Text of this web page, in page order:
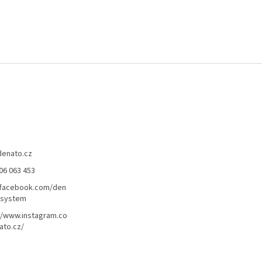
063 453
den